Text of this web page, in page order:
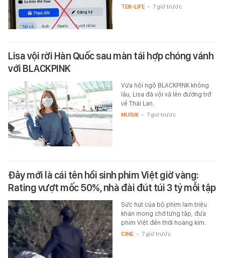
TEK-LIFE - 7 giờ trước
Lisa vội rời Hàn Quốc sau màn tái hợp chóng vánh
với BLACKPINK
Vừa hội ngộ BLACKPINK không
lâu, Lisa đã vội vã lên đường trở
về Thái Lan.
MUSIK - 7 giờ trước
Đây mới là cái tên hồi sinh phim Việt giờ vàng:
Rating vượt mốc 50%, nhà đài đút túi 3 tỷ mỗi tập
Sức hút của bộ phim làm triệu
khán mong chờ từng tập, đưa
phim Việt đến thời hoàng kim.
CINE - 7 giờ trước